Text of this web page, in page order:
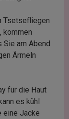
Tsetsefliegen
kommen
Sie am Abend
Ärmeln
für die Haut
es kühl
eine Jacke